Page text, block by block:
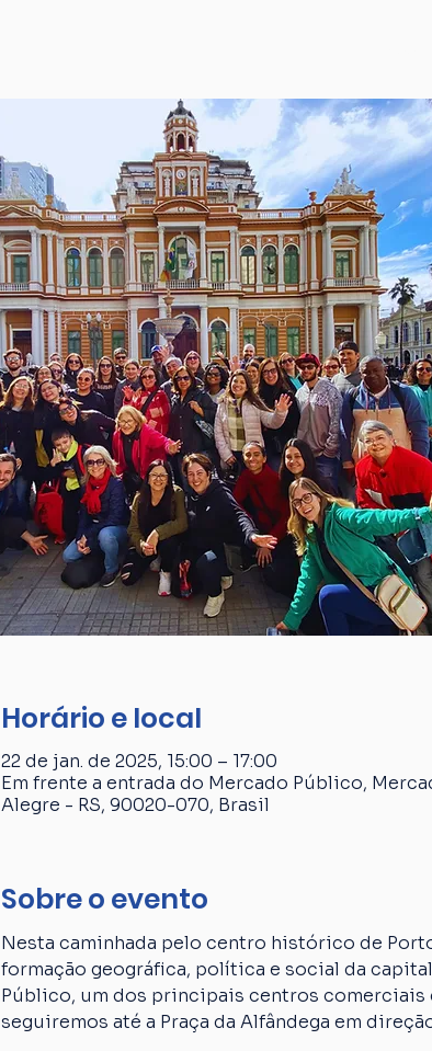
Horário e local
22 de jan. de 2025, 15:00 – 17:00
Em frente a entrada do Mercado Público,
Alegre - RS, 90020-070, Brasil
Sobre o evento
Nesta caminhada pelo centro histórico de
formação geográfica, política e social da
Público, um dos principais centros
seguiremos até a Praça da Alfândega em